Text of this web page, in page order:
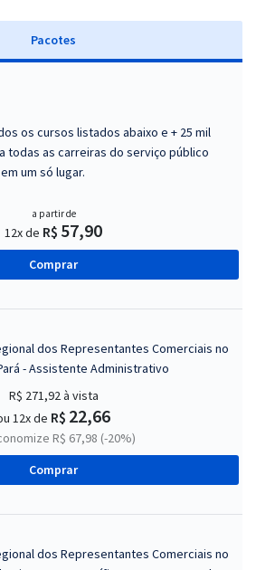
Pacotes
os cursos listados abaixo e + 25 mil
todas as carreiras do serviço público
em um só lugar.
a partir de
12x de R$ 57,90
Comprar
dos Representantes Comerciais no
- Assistente Administrativo
R$ 271,92à vista
12x de R$ 22,66
R$ 67,98 (-20%)
Comprar
dos Representantes Comerciais no